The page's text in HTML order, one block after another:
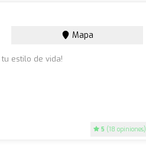
5 (18 opiniones)
Mapa
estilo de vida!